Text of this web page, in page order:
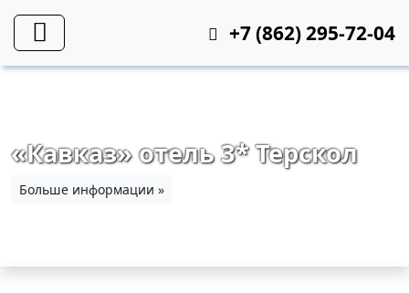
+7 (862) 295-72-04
«Кавказ» отель 3* Терскол
Больше информации »